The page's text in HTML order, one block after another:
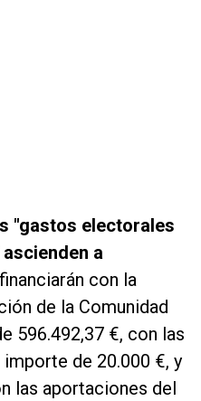
"gastos electorales
a
con la
de la Comunidad
596.492,37 €, con las
de 20.000 €, y
las aportaciones del